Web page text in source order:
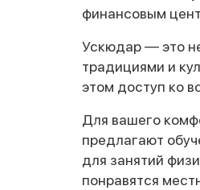
финансовым
Ускюдар — это
традициями и
этом доступ ко
Для вашего
предлагают
для занятий
понравятся